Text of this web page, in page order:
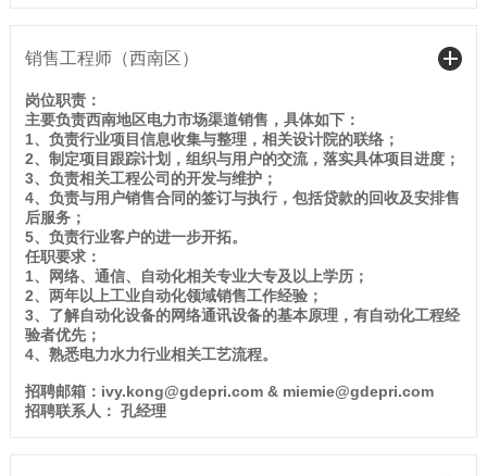
销售工程师（西南区）
岗位职责：
主要负责西南地区电力市场渠道销售，具体如下：
1、负责行业项目信息收集与整理，相关设计院的联络；
2、制定项目跟踪计划，组织与用户的交流，落实具体项目进度；
3、负责相关工程公司的开发与维护；
4、负责与用户销售合同的签订与执行，包括贷款的回收及安排售
后服务；
5、负责行业客户的进一步开拓。
任职要求：
1、网络、通信、自动化相关专业大专及以上学历；
2、两年以上工业自动化领域销售工作经验；
3、了解自动化设备的网络通讯设备的基本原理，有自动化工程经
验者优先；
4、熟悉电力水力行业相关工艺流程。
招聘邮箱：ivy.kong@gdepri.com & miemie@gdepri.com
招聘联系人： 孔经理